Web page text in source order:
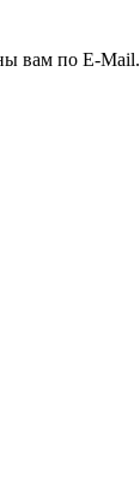
вам по E-Mail.